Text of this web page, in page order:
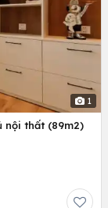
1
nội thất (89m2)